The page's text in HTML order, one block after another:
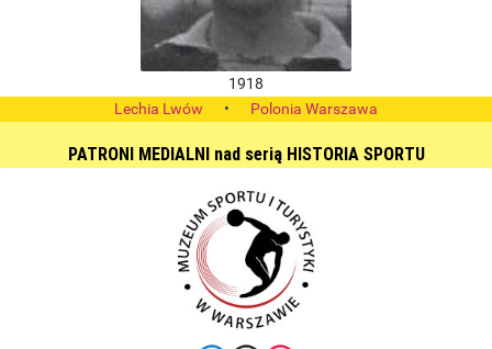
1918
Lechia Lwów
• Polonia Warszawa
PATRONI MEDIALNI nad serią HISTORIA SPORTU